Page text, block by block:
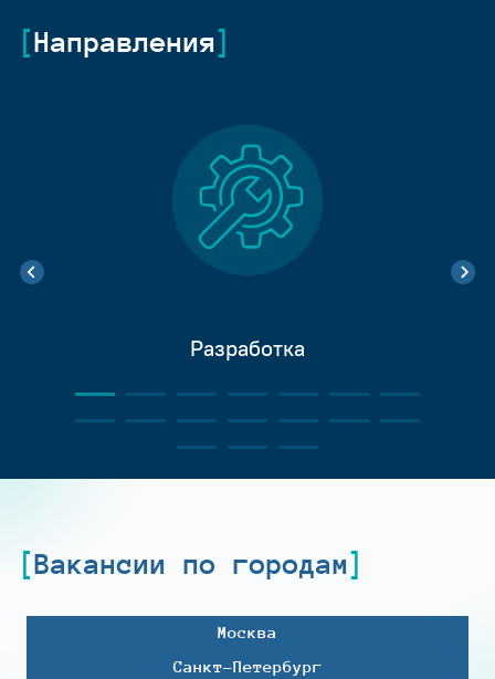
Направления
Разработка
Вакансии по городам
Москва
Санкт-Петербург